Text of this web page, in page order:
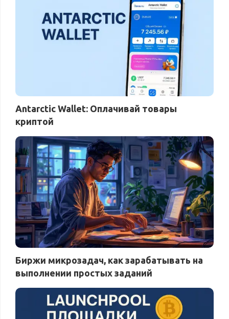
Antarctic Wallet: Оплачивай товары
криптой
Биржи микрозадач, как зарабатывать на
выполнении простых заданий